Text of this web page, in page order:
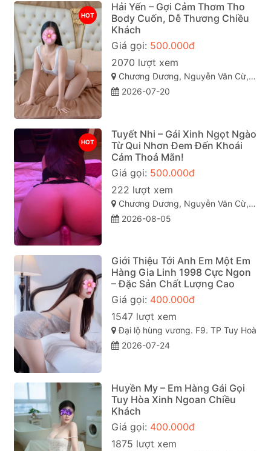
HOT
Hải Yến – Gợi Cảm Thơm Tho
Body Cuốn, Dễ Thương Chiều
Khách
Giá gọi: 500.000đ
2070 lượt xem
Chương Dương, Nguyễn Văn Cừ, Quy Nhơn, Bình Định
2026-07-20
HOT
Tuyết Nhi – Gái Xinh Ngọt Ngào
Từ Qui Nhơn Đem Đến Khoái
Cảm Thoả Mãn!
Giá gọi: 500.000đ
222 lượt xem
Chương Dương, Nguyễn Văn Cừ, TP Quy Nhơn
2026-08-05
Giới Thiệu Tới Anh Em Một Em
Hàng Gia Linh 1998 Cực Ngon
– Đặc Sản Chất Lượng Cao
Giá gọi: 400.000đ
1547 lượt xem
Đại lộ hùng vương. F9. TP Tuy Hoà
2026-07-24
Huyền My – Em Hàng Gái Gọi
Tuy Hòa Xinh Ngoan Chiều
Khách
Giá gọi: 400.000đ
1875 lượt xem